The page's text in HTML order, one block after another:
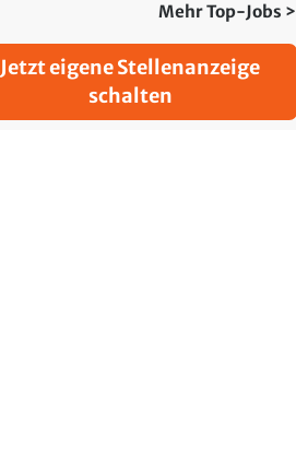
Mehr Top-Jobs >
Jetzt eigene Stellenanzeige
schalten